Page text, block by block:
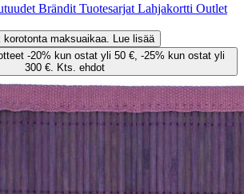
Brändit Tuotesarjat Lahjakortti Outlet
maksuaikaa. Lue lisää
-20% kun ostat yli 50 €, -25% kun ostat yli
300 €. Kts. ehdot